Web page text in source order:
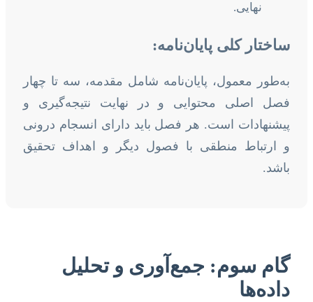
نهایی.
ساختار کلی پایان‌نامه:
به‌طور معمول، پایان‌نامه شامل مقدمه، سه تا چهار
فصل اصلی محتوایی و در نهایت نتیجه‌گیری و
پیشنهادات است. هر فصل باید دارای انسجام درونی
و ارتباط منطقی با فصول دیگر و اهداف تحقیق
باشد.
گام سوم: جمع‌آوری و تحلیل
داده‌ها